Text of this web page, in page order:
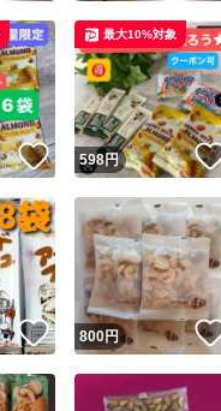
いいね！
598円
最大10%対象
いいね！
800円